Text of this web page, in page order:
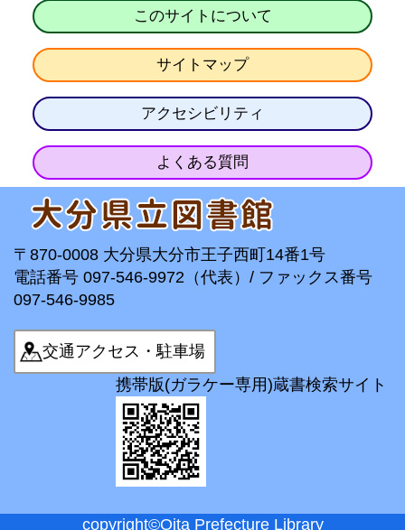
このサイトについて
サイトマップ
アクセシビリティ
よくある質問
〒870-0008 大分県大分市王子西町14番1号
電話番号 097-546-9972（代表）/ ファックス番号
097-546-9985
交通アクセス・駐車場
携帯版(ガラケー専用)蔵書検索サイト
copyright©Oita Prefecture Library